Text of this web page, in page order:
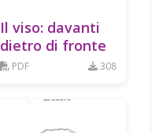
Il viso: davanti
dietro di fronte
PDF 308